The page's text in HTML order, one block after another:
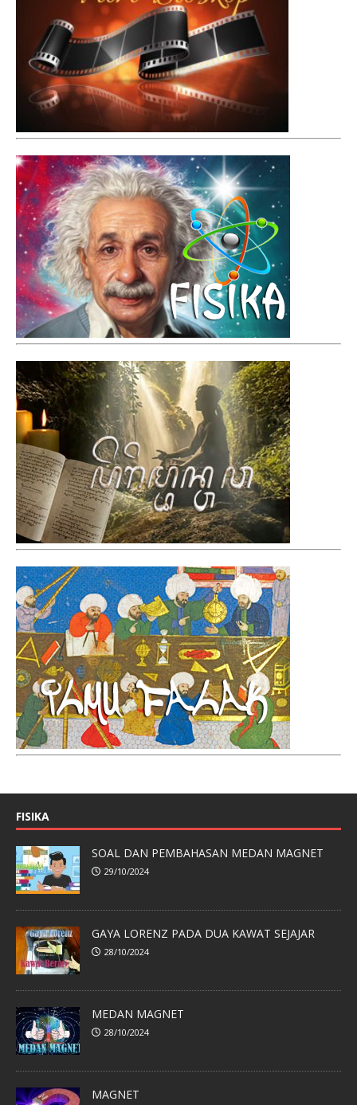
FISIKA
SOAL DAN PEMBAHASAN MEDAN MAGNET
29/10/2024
GAYA LORENZ PADA DUA KAWAT SEJAJAR
28/10/2024
MEDAN MAGNET
28/10/2024
MAGNET